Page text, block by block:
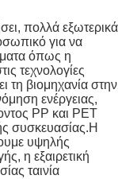
πολλά εξωτερικά
για να
όπως η
τεχνολογίες
τη βιομηχανία στην
ενέργειας,
PP και PET
συσκευασίας.Η
υψηλής
η εξαιρετική
ταινία